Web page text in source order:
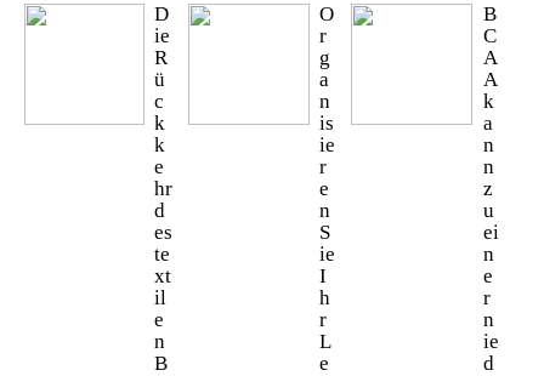
D
ie
R
ü
c
k
k
e
hr
d
es
te
xt
il
e
n
B
O
r
g
a
n
is
ie
r
e
n
S
ie
I
h
r
L
e
B
C
A
A
k
a
n
n
z
u
ei
n
e
r
n
ie
d